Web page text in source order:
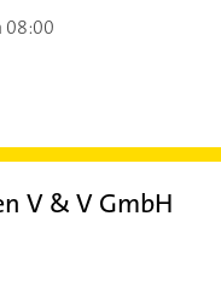
08:00
V & V GmbH